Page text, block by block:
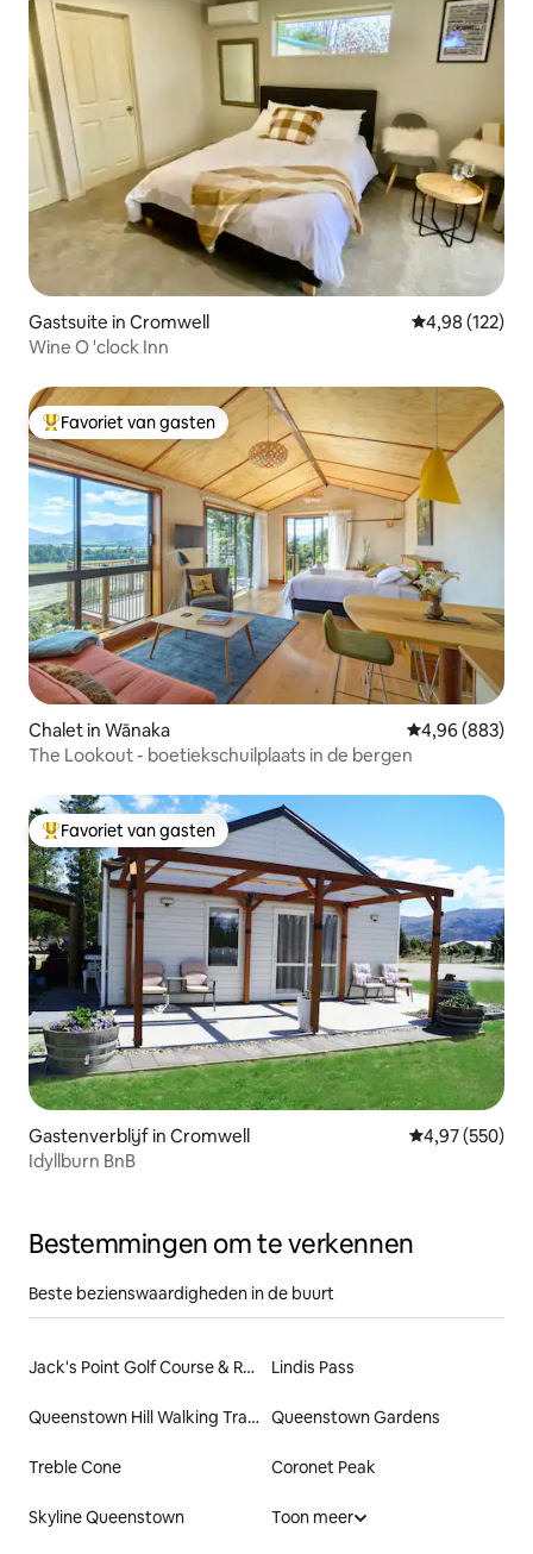
Gastsuite in Cromwell Gemiddelde
4,98 (122)
Wine O 'clock Inn
Topfavoriet van gasten
Favoriet van gasten
Chalet in Wānaka Gemiddelde
4,96 (883)
The Lookout - boetiekschuilplaats in de bergen
Topfavoriet van gasten
Favoriet van gasten
Gastenverblijf in Cromwell Gemiddelde
4,97 (550)
Idyllburn BnB
Bestemmingen om te verkennen
Beste bezienswaardigheden in de buurt
Jack's Point Golf Course & Restaurant Lindis Pass
Queenstown Hill Walking Track Queenstown Gardens
Treble Cone Coronet Peak
Skyline Queenstown Toon meer